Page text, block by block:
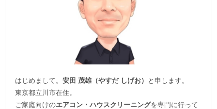
はじめまして。 安田 茂雄（やすだ しげお）
と申します。
東京都立川市在住。
ご家庭向けのエアコン・ハウスクリーニングを専門に行って